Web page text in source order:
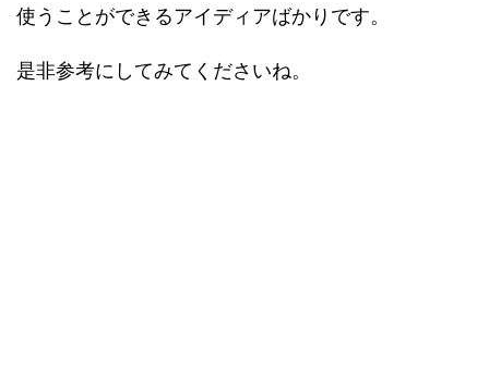
使うことができるアイディアばかりです。
是非参考にしてみてくださいね。